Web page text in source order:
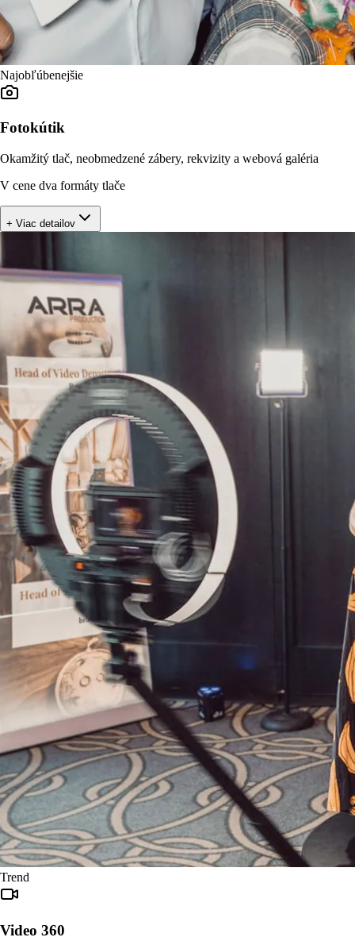
Najobľúbenejšie
Fotokútik
Okamžitý tlač, neobmedzené zábery, rekvizity a webová galéria
V cene dva formáty tlače
+ Viac detailov
Trend
Video 360